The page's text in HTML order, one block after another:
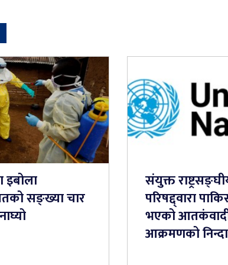
इबोला
सङ्ख्या चार
संयुक्त
परिषद्द्वारा
भएको
आक्रमणको निन्दा